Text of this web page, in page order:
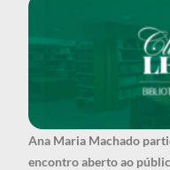
Ana Maria Machado
encontro aberto ao